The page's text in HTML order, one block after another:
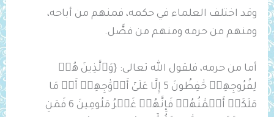
وقد اختلف العلماء في حكمه، فمنهم من أباحه،
ومنهم من حرمه ومنهم من فصًّل.
أما من حرمه، فلقول الله تعالى: {وَٱلَّذِينَ هُمۡ
لِفُرُوجِهِمۡ حَٰفِظُونَ 5 إِلَّا عَلَىٰٓ أَزۡوَٰجِهِمۡ أَوۡ مَا
مَلَكَتۡ أَيۡمَٰنُهُمۡ فَإِنَّهُمۡ غَيۡرُ مَلُومِينَ 6 فَمَنِ